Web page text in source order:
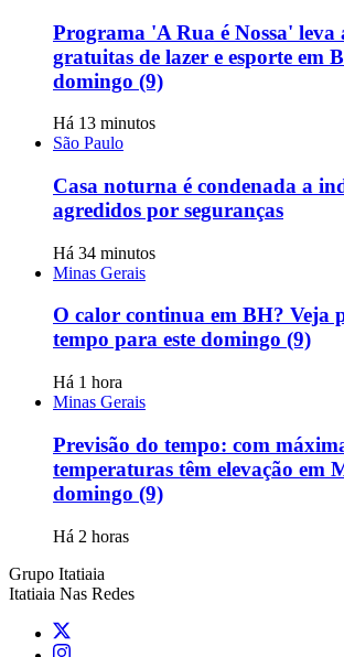
Programa 'A Rua é Nossa' leva
gratuitas de lazer e esporte em
domingo (9)
Há 13 minutos
São Paulo
Casa noturna é condenada a
agredidos por seguranças
Há 34 minutos
Minas Gerais
O calor continua em BH? Veja
tempo para este domingo (9)
Há 1 hora
Minas Gerais
Previsão do tempo: com
temperaturas têm elevação em
domingo (9)
Há 2 horas
Grupo Itatiaia
Itatiaia Nas Redes